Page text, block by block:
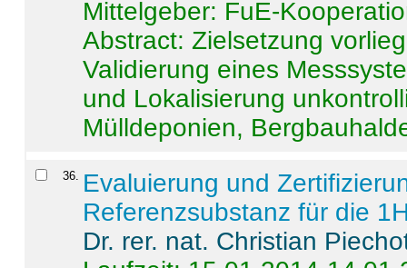
Mittelgeber: FuE-
Abstract:Zielsetzung
Validierung eines
und Lokalisierung
Mülldeponien,
36. Evaluierung und
Referenzsubstanz für die
Dr. rer. nat. Christian